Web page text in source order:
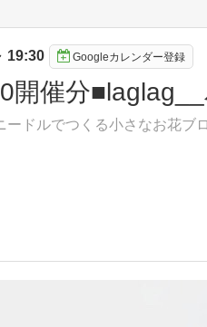
19:30 Googleカレンダー登録
開催分
ードルでつくる小さなお花ブ